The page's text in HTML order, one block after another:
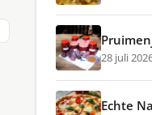
28 juli
Echte